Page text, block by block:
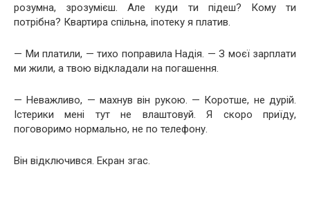
розумна, зрозумієш. Але куди ти підеш? Кому ти
потрібна? Квартира спільна, іпотеку я платив.
— Ми платили, — тихо поправила Надія. — З моєї зарплати
ми жили, а твою відкладали на погашення.
— Неважливо, — махнув він рукою. — Коротше, не дурій.
Істерики мені тут не влаштовуй. Я скоро приїду,
поговоримо нормально, не по телефону.
Він відключився. Екран згас.